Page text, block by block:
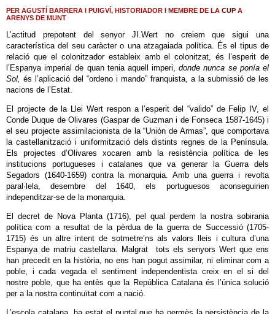
PER AGUSTÍ BARRERA I PUIGVÍ, HISTORIADOR I MEMBRE DE LA CUP A
ARENYS DE MUNT
L’actitud prepotent del senyor JI.Wert no creiem que sigui una
característica del seu caràcter o una atzagaiada política. És el tipus de
relació que el colonitzador estableix amb el colonitzat, és l’esperit de
l’Espanya imperial de quan tenia aquell imperi, donde nunca se ponía el
Sol, és l’aplicació del “ordeno i mando” franquista, a la submissió de les
nacions de l’Estat.
El projecte de la Llei Wert respon a l’esperit del “valido” de Felip IV, el
Conde Duque de Olivares (Gaspar de Guzman i de Fonseca 1587-1645) i
el seu projecte assimilacionista de la “Unión de Armas”, que comportava
la castellanització i uniformització dels distints regnes de la Península.
Els projectes d’Olivares xocaren amb la resistència política de les
institucions portugueses i catalanes que va generar la Guerra dels
Segadors (1640-1659) contra la monarquia. Amb una guerra i revolta
paral·lela, desembre del 1640, els portuguesos aconseguirien
independitzar-se de la monarquia.
El decret de Nova Planta (1716), pel qual perdem la nostra sobirania
política com a resultat de la pèrdua de la guerra de Successió (1705-
1715) és un altre intent de sotmetre’ns als valors lleis i cultura d’una
Espanya de matriu castellana. Malgrat tots els senyors Wert que ens
han precedit en la història, no ens han pogut assimilar, ni eliminar com a
poble, i cada vegada el sentiment independentista creix en el si del
nostre poble, que ha entès que la República Catalana és l’única solució
per a la nostra continuïtat com a nació.